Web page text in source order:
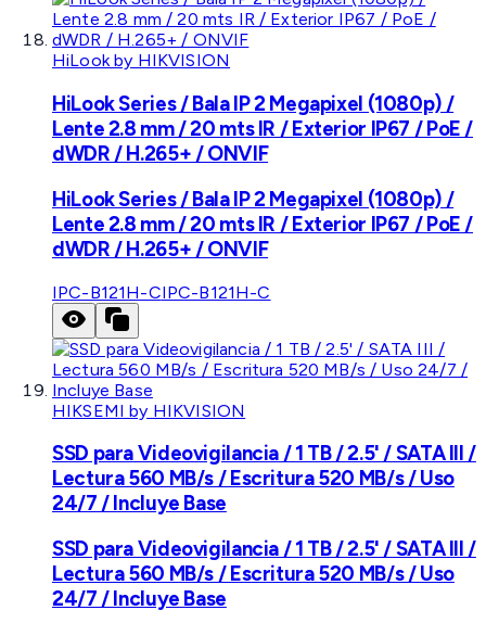
HiLook by HIKVISION
HiLook Series / Bala IP 2 Megapixel (1080p) /
Lente 2.8 mm / 20 mts IR / Exterior IP67 / PoE /
dWDR / H.265+ / ONVIF
HiLook Series / Bala IP 2 Megapixel (1080p) /
Lente 2.8 mm / 20 mts IR / Exterior IP67 / PoE /
dWDR / H.265+ / ONVIF
IPC-B121H-CIPC-B121H-C
HIKSEMI by HIKVISION
SSD para Videovigilancia / 1 TB / 2.5' / SATA III /
Lectura 560 MB/s / Escritura 520 MB/s / Uso
24/7 / Incluye Base
SSD para Videovigilancia / 1 TB / 2.5' / SATA III /
Lectura 560 MB/s / Escritura 520 MB/s / Uso
24/7 / Incluye Base